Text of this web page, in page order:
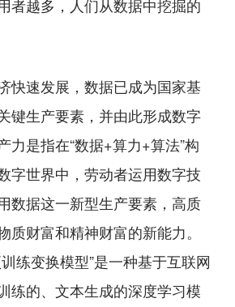
者越多，人们从数据中挖掘的
速发展，数据已成为国家基
键生产要素，并由此形成数字
力是指在“数据+算力+算法”构
字世界中，劳动者运用数字技
数据这一新型生产要素，高质
质财富和精神财富的新能力。
练变换模型”是一种基于互联网
练的、文本生成的深度学习模